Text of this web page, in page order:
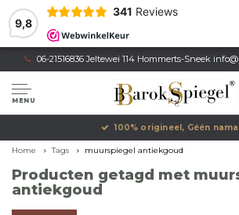
9,8
341 Reviews
06-21516836 Jeltewei 114 Hommerts-Sneek
MENU
100% origineel, Géén
Home Tags muurspiegel antiekgoud
Producten getagd met
antiekgoud